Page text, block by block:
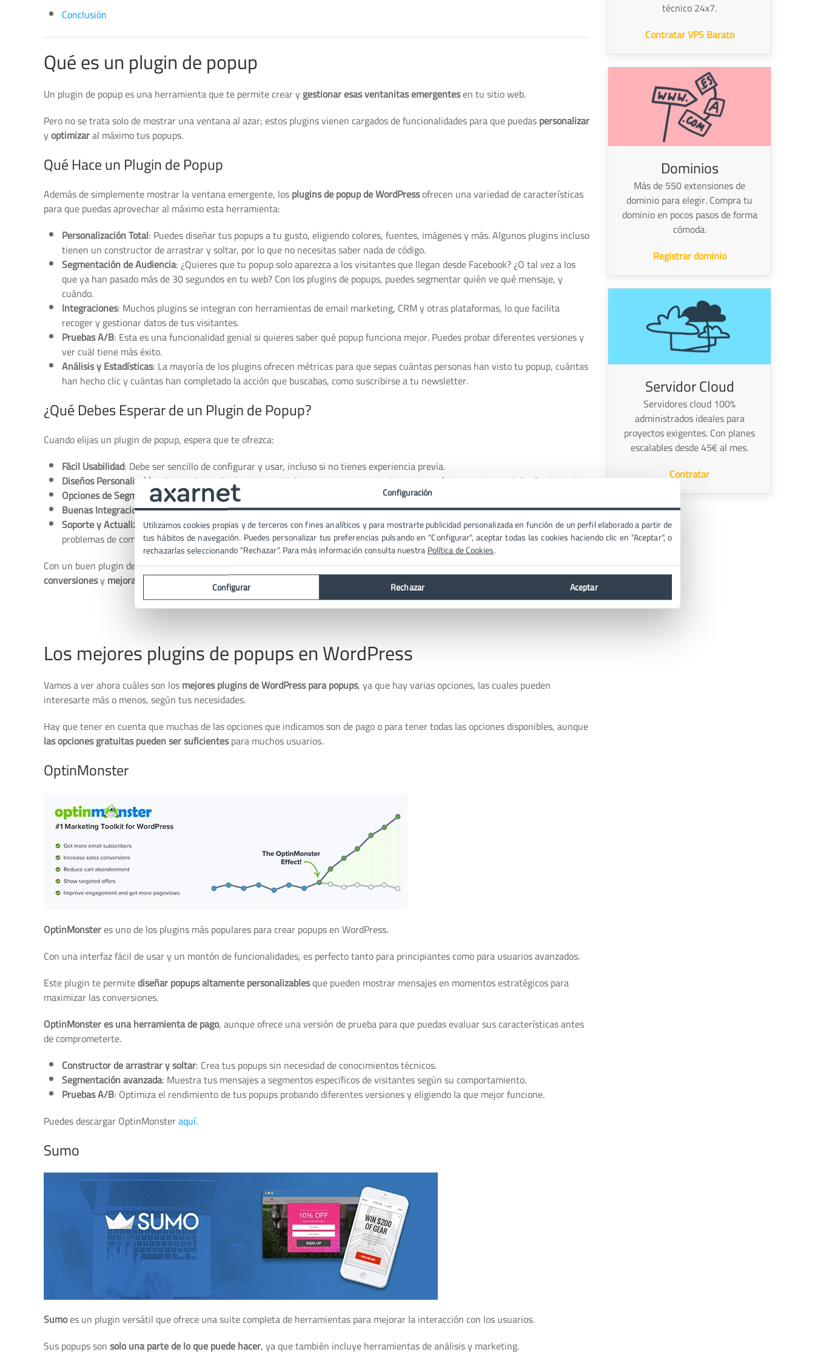
Conclusión
Qué es un plugin de popup
Un plugin de popup es una herramienta que te permite crear ygestionar esas ventanitas emergentesen tu sitio web.
Pero no se trata solo de mostrar una ventana al azar; estos plugins vienen cargados de funcionalidades para que puedaspersonalizar
yoptimizaral máximo tus popups.
Qué Hace un Plugin de Popup
Además de simplemente mostrar la ventana emergente, losplugins de popup de WordPressofrecen una variedad de características
para que puedas aprovechar al máximo esta herramienta:
Personalización Total: Puedes diseñar tus popups a tu gusto, eligiendo colores, fuentes, imágenes y más. Algunos plugins incluso
tienen un constructor de arrastrar y soltar, por lo que no necesitas saber nada de código.
Segmentación de Audiencia: ¿Quieres que tu popup solo aparezca a los visitantes que llegan desde Facebook? ¿O tal vez a los
que ya han pasado más de 30 segundos en tu web? Con los plugins de popups, puedes segmentar quién ve qué mensaje, y
cuándo.
Integraciones: Muchos plugins se integran con herramientas de email marketing, CRM y otras plataformas, lo que facilita
recoger y gestionar datos de tus visitantes.
Pruebas A/B: Esta es una funcionalidad genial si quieres saber qué popup funciona mejor. Puedes probar diferentes versiones y
ver cuál tiene más éxito.
Análisis y Estadísticas: La mayoría de los plugins ofrecen métricas para que sepas cuántas personas han visto tu popup, cuántas
han hecho clic y cuántas han completado la acción que buscabas, como suscribirse a tu newsletter.
¿Qué Debes Esperar de un Plugin de Popup?
Cuando elijas un plugin de popup, espera que te ofrezca:
Fácil Usabilidad: Debe ser sencillo de configurar y usar, incluso si no tienes experiencia previa.
Diseños Personalizables
: Los mejores plugins te permitirán crear popups que se integren perfectamente con el diseño de tu sitio.
Opciones de Segmentación: Para mostrar mensajes relevantes a diferentes tipos de visitantes.
Buenas Integraciones: Con tus herramientas de marketing y gestión de contactos.
Soporte y Actualizaciones: Es importante que el plugin tenga buen soporte técnico y se mantenga actualizado para evitar
problemas de compatibilidad y seguridad.
Con un buen plugin de popup, no solo lograrás captar la atención de tus visitantes, sino que también podrás
conversionesymejorar la experiencia del usuarioen tu sitio web.
Los mejores plugins de popups en WordPress
Vamos a ver ahora cuáles son los
interesarte más o menos, según tus necesidades.
Hay que tener en cuenta que muchas de las opciones que indicamos son de pago o para tener todas las opciones disponibles, aunque
las opciones gratuitas pueden ser suficientes
OptinMonster
OptinMonsteres uno de los plugins más populares para crear popups en WordPress.
Con una interfaz fácil de usar y un montón de funcionalidades, es perfecto tanto para principiantes como para usuarios avanzados.
Este plugin te permitediseñar popups altamente personalizablesque pueden mostrar mensajes en momentos estratégicos para
maximizar las conversiones.
OptinMonster es una herramienta de pago, aunque ofrece una versión de prueba para que puedas evaluar sus características antes
de comprometerte.
Segmentación avanzada
Pruebas A/B: Optimiza el rendimiento de tus popups probando diferentes versiones y eligiendo la que mejor funcione.
Puedes descargar OptinMonster
técnico 24x7.
Contratar VPS Barato
Dominios
Más de 550 extensiones de
dominio para elegir. Compra tu
dominio en pocos pasos de forma
cómoda.
Registrar dominio
Servidor Cloud
Servidores cloud 100%
administrados ideales para
proyectos exigentes. Con planes
escalables desde 45€ al mes.
Contratar
Configuración
Utilizamos cookies propias y de terceros con fines analíticos y para mostrarte publicidad personalizada en función de un perfil elaborado a partir de
tus hábitos de navegación. Puedes personalizar tus preferencias pulsando en "Configurar", aceptar todas las cookies haciendo clic en "Aceptar", o
rechazarlas seleccionando "Rechazar". Para más información consulta nuestraPolítica de Cookies.
Configurar Rechazar Aceptar